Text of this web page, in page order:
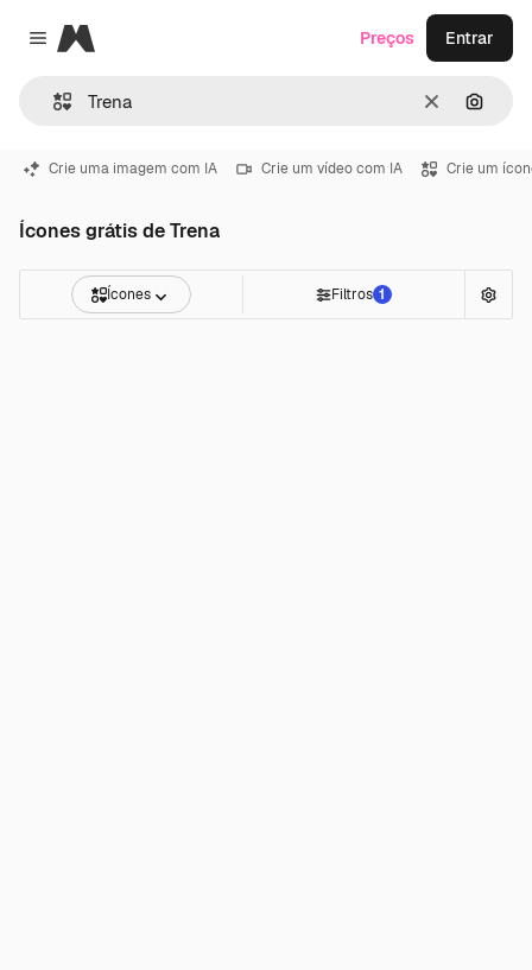
Close menu
Magnific
Limpar
Preços Entrar
Crie uma imagem com IA Crie um vídeo com IA Crie um
Ícones grátis de Trena
Ícones Filtros 1